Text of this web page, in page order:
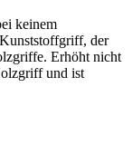
keinem
der
Erhöht nicht
und ist